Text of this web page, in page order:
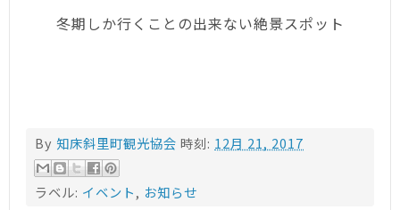
冬期しか行くことの出来ない絶景スポット
By 知床斜里町観光協会 時刻: 12月 21, 2017
ラベル: イベント, お知らせ